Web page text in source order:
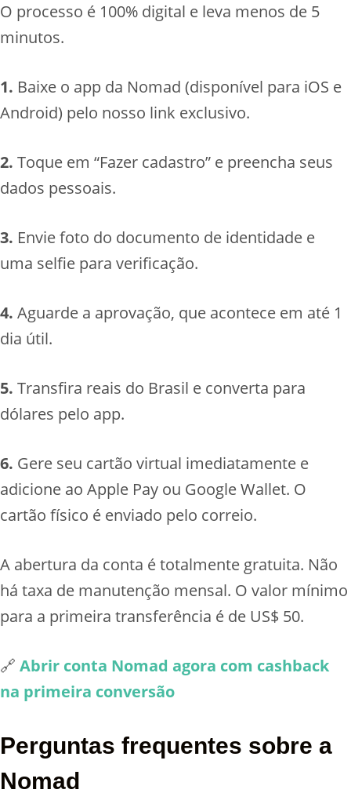
O processo é 100% digital e leva menos de 5
minutos.
1. Baixe o app da Nomad (disponível para iOS e
Android) pelo nosso link exclusivo.
2. Toque em “Fazer cadastro” e preencha seus
dados pessoais.
3. Envie foto do documento de identidade e
uma selfie para verificação.
4. Aguarde a aprovação, que acontece em até 1
dia útil.
5. Transfira reais do Brasil e converta para
dólares pelo app.
6. Gere seu cartão virtual imediatamente e
adicione ao Apple Pay ou Google Wallet. O
cartão físico é enviado pelo correio.
A abertura da conta é totalmente gratuita. Não
há taxa de manutenção mensal. O valor mínimo
para a primeira transferência é de US$ 50.
🔗 Abrir conta Nomad agora com cashback
na primeira conversão
Perguntas frequentes sobre a
Nomad